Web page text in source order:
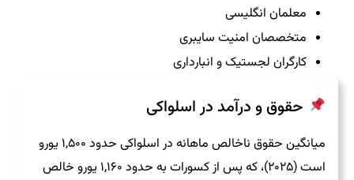
معلمان انگلیسی
متخصصان امنیت سایبری
کارگران لجستیک و انبارداری
حقوق و درآمد در اسلواکی
میانگین حقوق ناخالص ماهانه در اسلواکی حدود ۱,۵۰۰ یورو
است (۲۰۲۵)، که پس از کسورات به حدود ۱,۱۶۰ یورو خالص